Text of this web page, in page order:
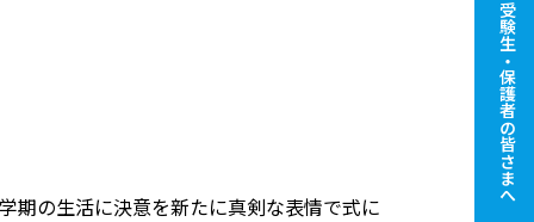
受験生・保護者の皆さまへ
期の生活に決意を新たに真剣な表情で式に